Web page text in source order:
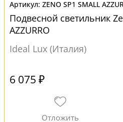
ZENO SP1 SMALL
Подвесной светильник
AZZURRO
Ideal Lux (Италия)
6 075 ₽